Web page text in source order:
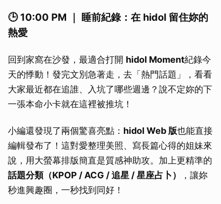
🕒 10:00 PM ｜ 睡前紀錄：在 hidol 留住妳的
熱愛
回到家窩在沙發，最適合打開 hidol Moment紀錄今
天的悸動！發完文別急著走，去「熱門話題」，看看
大家最近都在追誰、入坑了哪些週邊？說不定妳的下
一張本命小卡就在這裡被推坑！
小編還發現了兩個驚喜亮點： hidol Web 版也能直接
編輯發布了！這對愛整理美照、寫長篇心得的姐妹來
說，用大螢幕排版簡直是質感神助攻。加上更精準的
話題分類（KPOP / ACG / 追星 / 星座占卜）
，讓妳
秒進興趣圈，一秒找到同好！